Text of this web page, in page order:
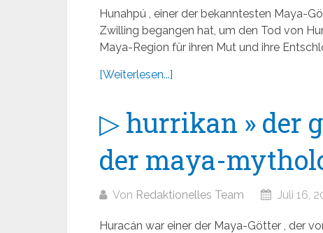
Hunahpú , einer der bekanntesten Maya-
Zwilling begangen hat, um den Tod von
Maya-Region für ihren Mut und ihre
[Weiterlesen...]
▷ hurrikan » der
der maya-
Von Redaktionelles Team Juli 16,
Huracán war einer der Maya-Götter , der